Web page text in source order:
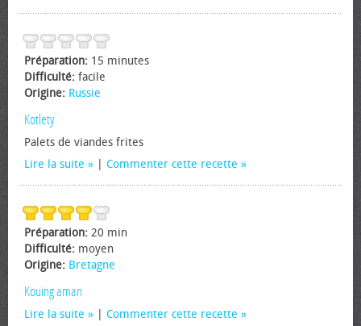
Préparation: 15 minutes
Difficulté: facile
Origine: Russie
Kotlety
Palets de viandes frites
Lire la suite
Commenter cette recette
Préparation: 20 min
Difficulté: moyen
Origine: Bretagne
Kouing aman
Lire la suite Commenter cette recette